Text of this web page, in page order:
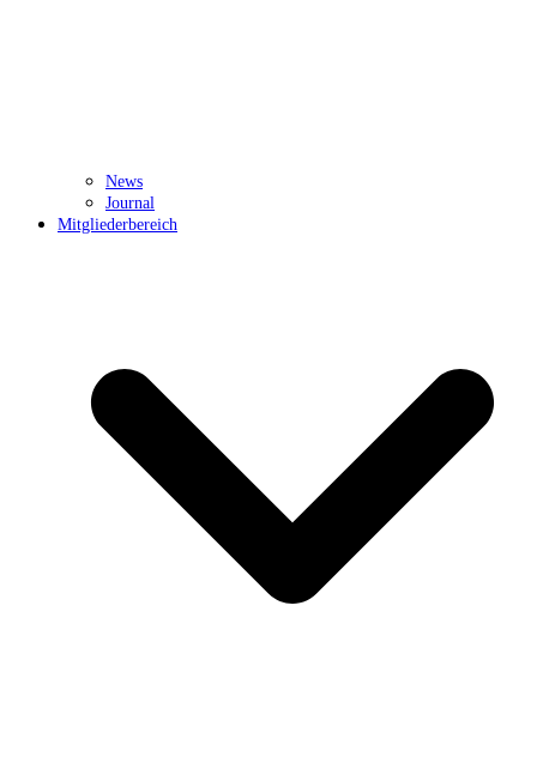
News
Journal
Mitgliederbereich